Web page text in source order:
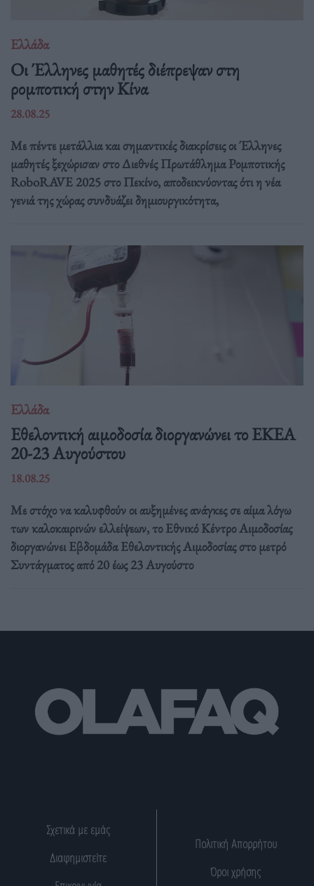
Ελλάδα
Οι Έλληνες μαθητές διέπρεψαν στη
ρομποτική στην Κίνα
28.08.25
Με πέντε μετάλλια και σημαντικές διακρίσεις οι Έλληνες
μαθητές ξεχώρισαν στο Διεθνές Πρωτάθλημα Ρομποτικής
RoboRAVE 2025 στο Πεκίνο, αποδεικνύοντας ότι η νέα
γενιά της χώρας συνδυάζει δημιουργικότητα,
Ελλάδα
Eθελοντική αιμοδοσία διοργανώνει το ΕΚΕΑ
20-23 Αυγούστου
18.08.25
Με στόχο να καλυφθούν οι αυξημένες ανάγκες σε αίμα λόγω
των καλοκαιρινών ελλείψεων, το Εθνικό Κέντρο Αιμοδοσίας
διοργανώνει Εβδομάδα Εθελοντικής Αιμοδοσίας στο μετρό
Συντάγματος από 20 έως 23 Αυγούστο
Σχετικά με εμάς
Διαφημιστείτε
Πολιτική Απορρήτου
Όροι χρήσης